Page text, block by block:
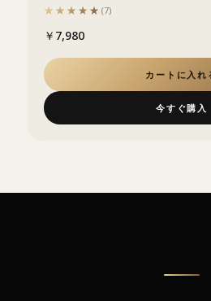
イクリーム。
★★★★★
★★★★★ (7)
￥7,980
カートに入れ
今すぐ購入